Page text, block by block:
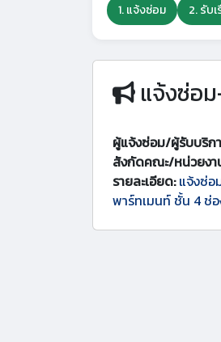
1. แจ้งซ่อม 2. รับ
แจ้งซ่อ
ผู้แจ้งซ่อม/ผู้รับบริก
สังกัดคณะ/หน่วยงา
รายละเอียด: แจ้งซ่อ
พาร์ทเมนท์ ชั้น 4 ช่